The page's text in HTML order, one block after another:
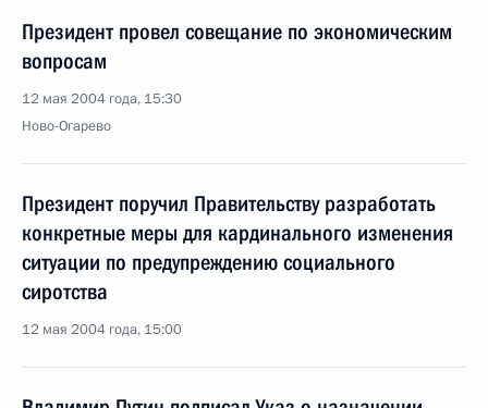
Президент провел совещание по экономическим
вопросам
12 мая 2004 года, 15:30
Ново-Огарево
Президент поручил Правительству разработать
конкретные меры для кардинального изменения
ситуации по предупреждению социального
сиротства
12 мая 2004 года, 15:00